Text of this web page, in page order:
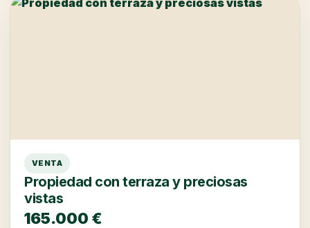
VENTA
Propiedad con terraza y preciosas
vistas
165.000 €